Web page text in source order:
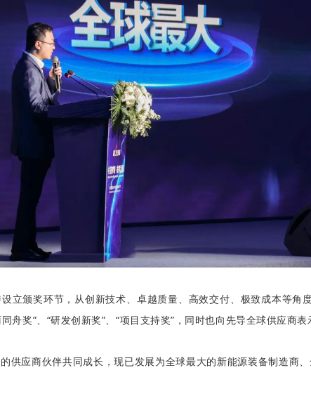
立颁奖环节，从创新技术、卓越质量、高效交付、极致成本等角
舟奖”、“研发创新奖”、“项目支持奖” ，同时也向先导全球供应商表
供应商伙伴共同成长 ，现已发展为全球最大的新能源装备制造商